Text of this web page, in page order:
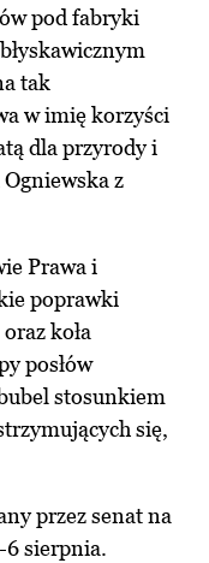
pod fabryki
tak
w imię korzyści
dla przyrody i
Ogniewska z
Prawa i
poprawki
koła
posłów
stosunkiem
się,
przez senat na
6 sierpnia.